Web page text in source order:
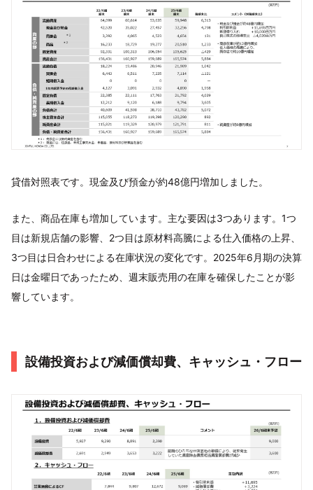
貸借対照表です。現金及び預金が約48億円増加しました。
また、商品在庫も増加しています。主な要因は3つあります。1つ
目は新規店舗の影響、2つ目は原材料高騰による仕入価格の上昇、
3つ目は日合わせによる在庫状況の変化です。2025年6月期の決算
日は金曜日であったため、週末販売用の在庫を確保したことが影
響しています。
設備投資および減価償却費、キャッシュ・フロー